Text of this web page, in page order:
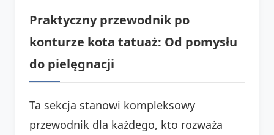
Praktyczny przewodnik po
konturze kota tatuaż: Od pomysłu
do pielęgnacji
Ta sekcja stanowi kompleksowy
przewodnik dla każdego, kto rozważa